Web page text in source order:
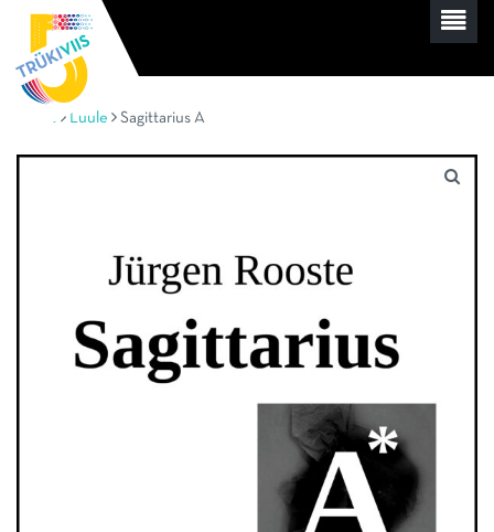
Luule Sagittarius A